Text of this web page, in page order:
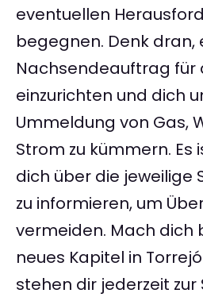
eventuellen
begegnen. Denk dran,
Nachsendeauftrag für
einzurichten und dich
Ummeldung von Gas,
Strom zu kümmern.
dich über die jeweilige
zu informieren, um
vermeiden. Mach dich
neues Kapitel in
stehen dir jederzeit zur